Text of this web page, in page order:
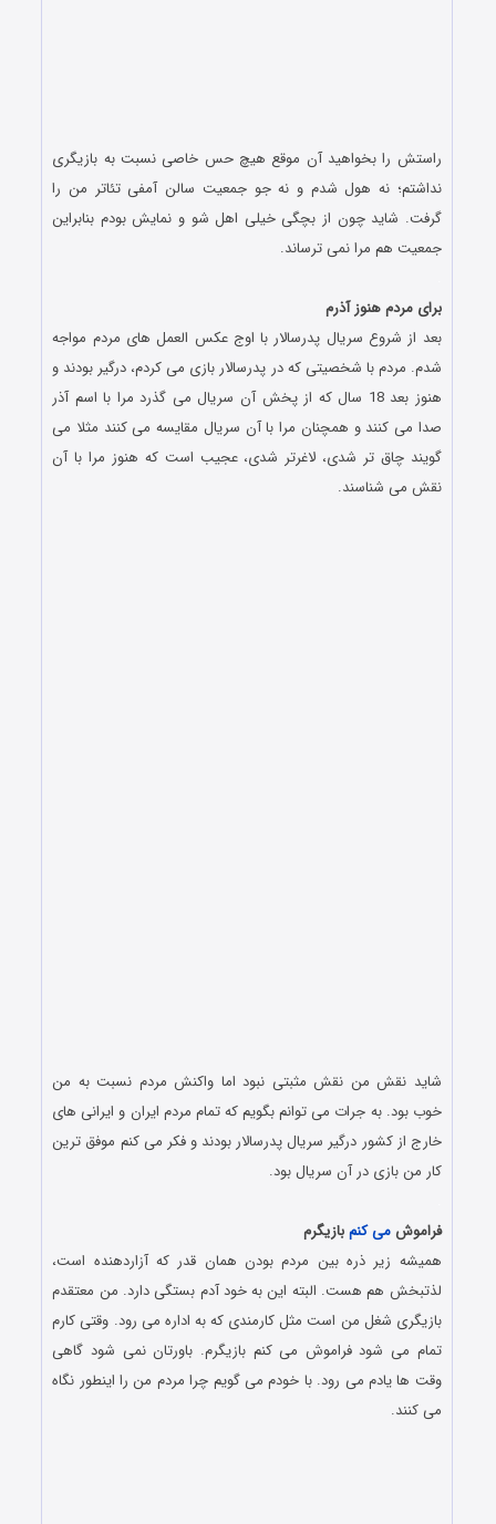
راستش را بخواهید آن موقع هیچ حس خاصی نسبت به بازیگری
نداشتم؛ نه هول شدم و نه جو جمعیت سالن آمفی تئاتر من را
گرفت. شاید چون از بچگی خیلی اهل شو و نمایش بودم بنابراین
جمعیت هم مرا نمی ترساند.
برای مردم هنوز آذرم
بعد از شروع سریال پدرسالار با اوج عکس العمل های مردم مواجه
شدم. مردم با شخصیتی که در پدرسالار بازی می کردم، درگیر بودند و
هنوز بعد 18 سال که از پخش آن سریال می گذرد مرا با اسم آذر
صدا می کنند و همچنان مرا با آن سریال مقایسه می کنند مثلا می
گویند چاق تر شدی، لاغرتر شدی، عجیب است که هنوز مرا با آن
نقش می شناسند.
شاید نقش من نقش مثبتی نبود اما واکنش مردم نسبت به من
خوب بود. به جرات می توانم بگویم که تمام مردم ایران و ایرانی های
خارج از کشور درگیر سریال پدرسالار بودند و فکر می کنم موفق ترین
کار من بازی در آن سریال بود.
فراموشمی کنمبازیگرم
همیشه زیر ذره بین مردم بودن همان قدر که آزاردهنده است،
لذتبخش هم هست. البته این به خود آدم بستگی دارد. من معتقدم
بازیگری شغل من است مثل کارمندی که به اداره می رود. وقتی کارم
تمام می شود فراموش می کنم بازیگرم. باورتان نمی شود گاهی
وقت ها یادم می رود. با خودم می گویم چرا مردم من را اینطور نگاه
می کنند.